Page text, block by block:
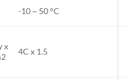
-10 ~ 50 °C
x
4C x 1.5